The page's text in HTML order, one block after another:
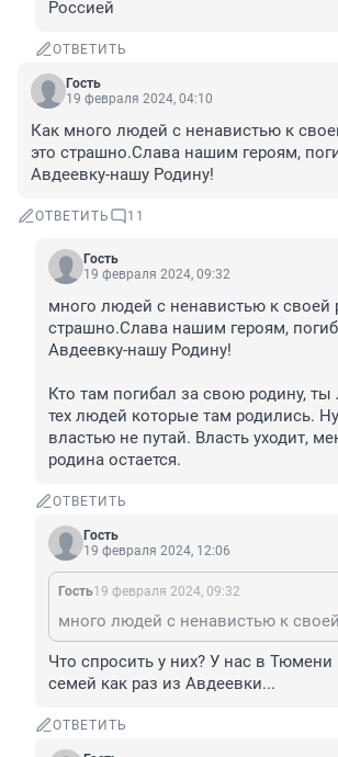
Россией
ОТВЕТИТЬ
Гость
19 февраля 2024, 04:10
Как много людей с ненавистью к
это страшно.Слава нашим героям,
Авдеевку-нашу Родину!
ОТВЕТИТЬ 11
Гость
19 февраля 2024, 09:32
много людей с ненавистью к своей
страшно.Слава нашим героям,
Авдеевку-нашу Родину!
Кто там погибал за свою родину, ты
тех людей которые там родились.
властью не путай. Власть уходит,
родина остается.
ОТВЕТИТЬ
Гость
19 февраля 2024, 12:06
Гость19 февраля 2024, 09:32
Что спросить у них? У нас в Тюмени
семей как раз из Авдеевки...
ОТВЕТИТЬ